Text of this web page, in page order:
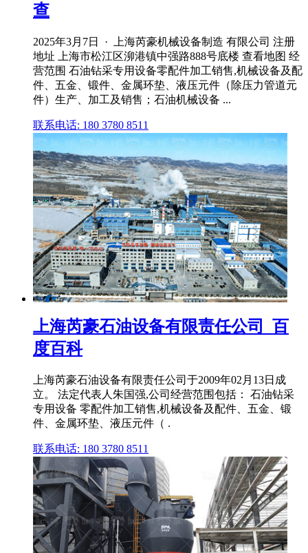
查
2025年3月7日 · 上海芮豪机械设备制造 有限公司 注册
地址 上海市松江区泖港镇中强路888号底楼 查看地图 经
营范围 石油钻采专用设备零配件加工销售,机械设备及配
件、五金、锻件、金属环垫、液压元件（除压力管道元
件）生产、加工及销售；石油机械设备 ...
联系电话: 180 3780 8511
上海芮豪石油设备有限责任公司_百
度百科
上海芮豪石油设备有限责任公司于2009年02月13日成
立。 法定代表人朱国强,公司经营范围包括： 石油钻采
专用设备 零配件加工销售,机械设备及配件、五金、锻
件、金属环垫、液压元件（ .
联系电话: 180 3780 8511